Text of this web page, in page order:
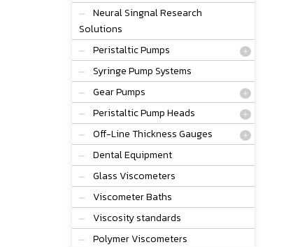
Neural Singnal Research
Solutions
Peristaltic Pumps
Syringe Pump Systems
Gear Pumps
Peristaltic Pump Heads
Off-Line Thickness Gauges
Dental Equipment
Glass Viscometers
Viscometer Baths
Viscosity standards
Polymer Viscometers